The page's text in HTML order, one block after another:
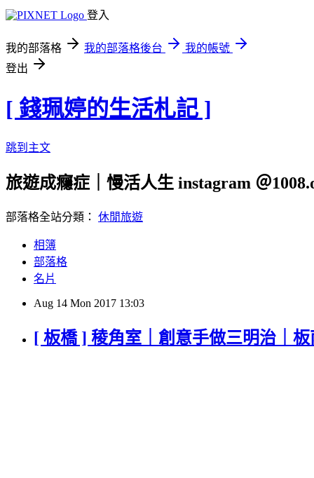
登入
我的部落格 我的部落格後台
我的帳號
登出
[ 錢珮婷的生活札記 ]
跳到主文
旅遊成癮症｜慢活人生 instagram ＠
部落格全站分類： 休閒旅遊
相簿
部落格
名片
Aug 14 Mon 2017 13:03
[ 板橋 ] 稜角室｜創意手做三明治｜